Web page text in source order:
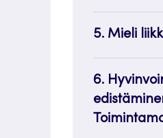
5. Mieli
6.